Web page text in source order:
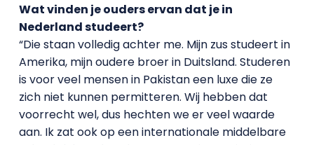
Wat vinden je ouders ervan dat je in
Nederland studeert?
“Die staan volledig achter me. Mijn zus studeert in
Amerika, mijn oudere broer in Duitsland. Studeren
is voor veel mensen in Pakistan een luxe die ze
zich niet kunnen permitteren. Wij hebben dat
voorrecht wel, dus hechten we er veel waarde
aan. Ik zat ook op een internationale middelbare